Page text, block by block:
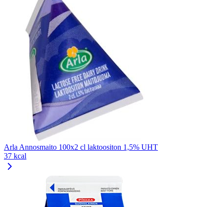
Arla Annosmaito 100x2 cl laktoositon 1,5% UHT
37 kcal